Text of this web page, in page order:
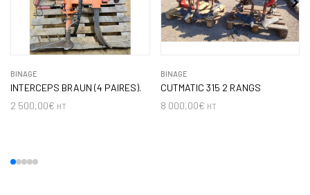
BINAGE
INTERCEPS BRAUN (4 PAIRES).
2 500,00€ HT
BINAGE
CUTMATIC 315 2 RANGS
8 000,00€ HT